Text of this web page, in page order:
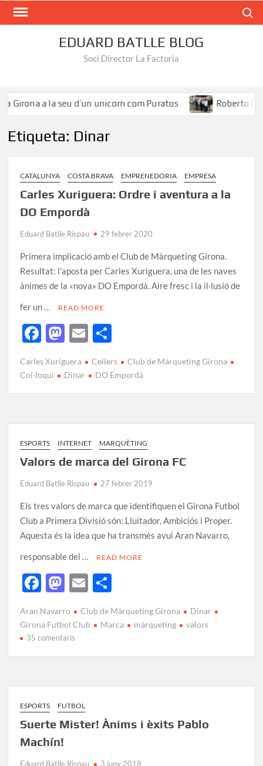
EDUARD BATLLE BLOG
Soci Director La Factoria
Girona a la seu d’un unicorn com Puratos Roberto
Etiqueta: Dinar
CATALUNYA COSTA BRAVA EMPRENEDORIA EMPRESA
Carles Xuriguera: Ordre i aventura a la
DO Empordà
Eduard Batlle Rispau 29 febrer 2020
Primera implicació amb el Club de Màrqueting Girona.
Resultat: l’aposta per Carles Xuriguera, una de les naves
ànimes de la «nova» DO Empordà. Aire fresc i la il·lusió de
fer un …
READ MORE
F
e
b
o
k
M
to
d
n
E
ail m
p
te
ix
Carles Xuriguera Cellers
Club de Màrqueting Girona
Col·loqui
Dinar DO Empordà
ESPORTS INTERNET MARQUÈTING
Valors de marca del Girona FC
Eduard Batlle Rispau 27 febrer 2019
Els tres valors de marca que identifiquen el Girona Futbol
Club a Primera Divisió són: Lluitador, Ambiciós i Proper.
Aquesta és la idea que ha transmès avui Aran Navarro,
responsable del …
READ MORE
F
e
b
o
M
to
d
o
E
ail m
ar
Aran Navarro Club de Màrqueting Girona
Dinar
Girona Futbol Club
Marca màrqueting valors
35 comentaris
ESPORTS FUTBOL
Suerte Mister! Ànims i èxits Pablo
Machín!
Eduard Batlle Rispau 3 juny 2018